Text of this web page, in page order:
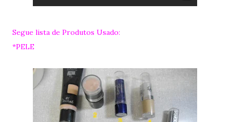
Segue lista de Produtos Usado:
*PELE